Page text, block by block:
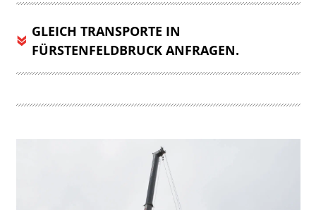
GLEICH TRANSPORTE IN
FÜRSTENFELDBRUCK ANFRAGEN.